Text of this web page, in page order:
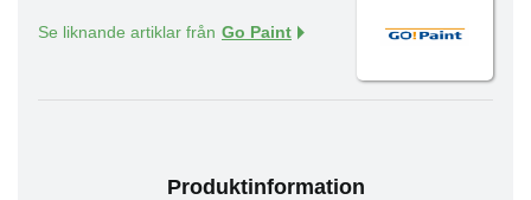
Se liknande artiklar från Go Paint
Produktinformation